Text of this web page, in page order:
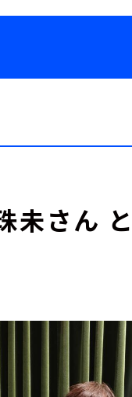
Podcast
未さん